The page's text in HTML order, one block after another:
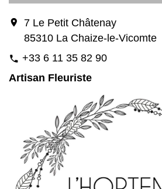
location_on
7 Le Petit Châtenay
85310 La Chaize-le-Vicomte
phone +33 6 11 35 82 90
Artisan Fleuriste